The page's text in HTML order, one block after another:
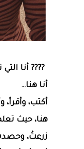
???? أنا
أنا هنا…
أكتب،
هنا، حيث
زرعتُ،